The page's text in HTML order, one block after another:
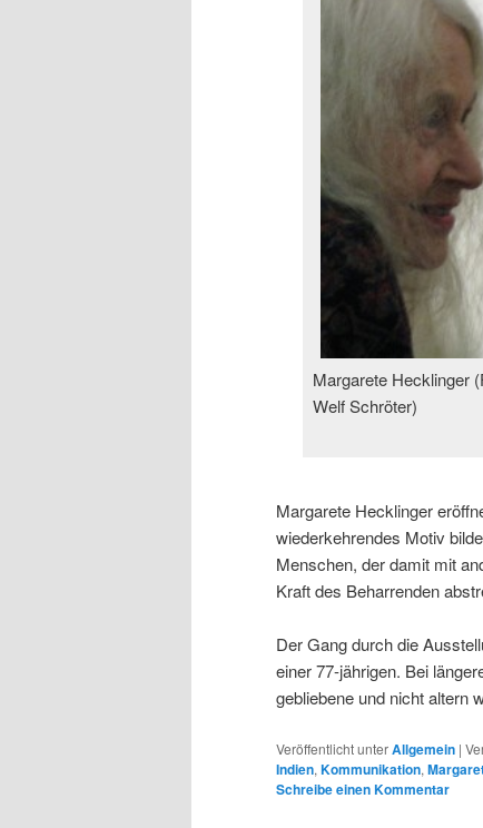
Margarete Hecklinger
Welf Schröter)
Margarete Hecklinger
wiederkehrendes Motiv
Menschen, der damit mit
Kraft des Beharrenden
Der Gang durch die
einer 77-jährigen. Bei
gebliebene und nicht altern
Veröffentlicht unterAllgemein |
Indien, Kommunikation,
Schreibe einen Kommentar